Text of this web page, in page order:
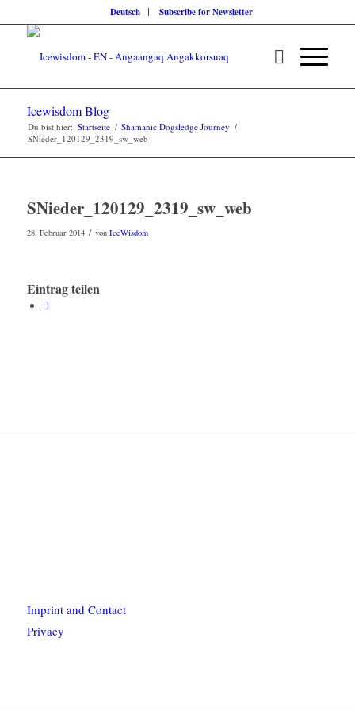
Deutsch Subscribe for Newsletter
Icewisdom Blog
Du bist hier: Startseite / Shamanic Dogsledge Journey /
SNieder_120129_2319_sw_web
SNieder_120129_2319_sw_web
28. Februar 2014 / von IceWisdom
Eintrag teilen
Imprint and Contact
Privacy